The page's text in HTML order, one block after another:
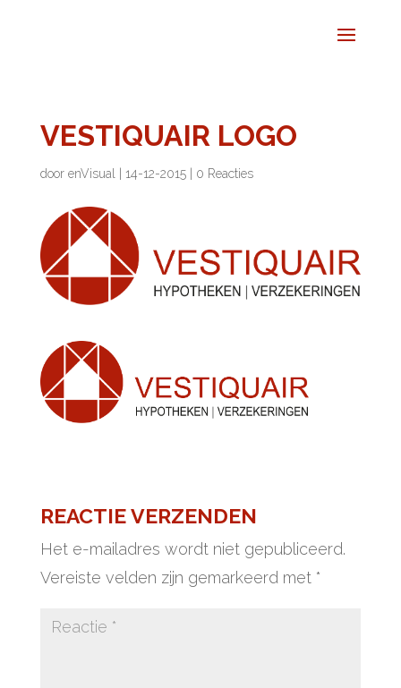
VESTIQUAIR LOGO
door enVisual 14-12-2015| 0 Reacties
REACTIE VERZENDEN
Het e-mailadres wordt niet gepubliceerd.
Vereiste velden zijn gemarkeerd met *